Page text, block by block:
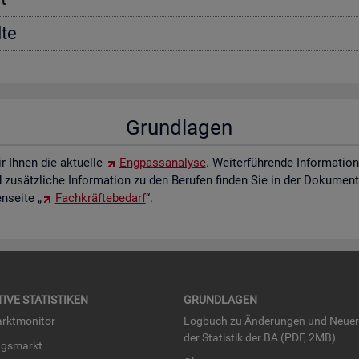
Grund­la­gen
Ihnen die ak­tu­el­le Eng­pass­ana­ly­se. Wei­ter­füh­ren­de
In­for­ma­ti­on zu den Be­ru­fen fin­den Sie in der
„
Fach­kräf­te­be­darf“.
STA­TIS­TI­KEN
GRUND­LA­GEN
Log­buch zu Än­de­run­gen und
der Sta­tis­tik der BA (PDF, 2MB)